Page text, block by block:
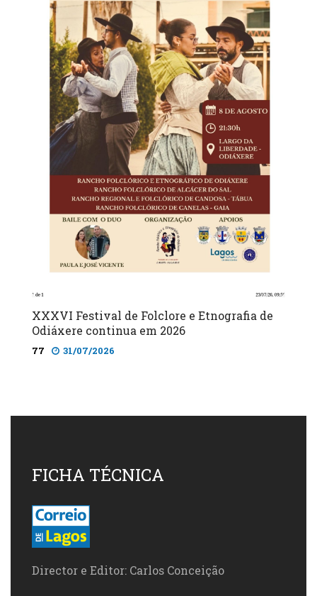
XXXVI Festival de Folclore e Etnografia de
Odiáxere continua em 2026
77 31/07/2026
FICHA TÉCNICA
Director e Editor: Carlos Conceição